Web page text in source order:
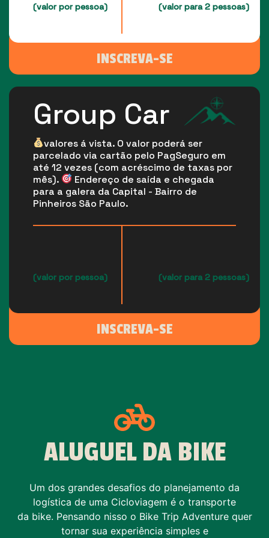
(valor por pessoa) (valor para 2 pessoas)
INSCREVA-SE
Group Car
valores á vista. O valor poderá ser
parcelado via cartão pelo PagSeguro em
até 12 vezes (com acréscimo de taxas por
mês).
Endereço de saída e chegada
para a galera da Capital - Bairro de
Pinheiros São Paulo.
(valor por pessoa) (valor para 2 pessoas)
INSCREVA-SE
ALUGUEL DA BIKE
Um dos grandes desafios do planejamento da
logística de uma Cicloviagem é o transporte
da bike. Pensando nisso o Bike Trip Adventure quer
tornar sua experiência simples e